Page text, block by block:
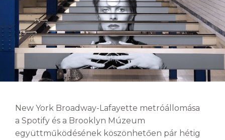
New York Broadway-Lafayette metróállomása
a Spotify és a Brooklyn Múzeum
együttműködésének köszönhetően pár hétig